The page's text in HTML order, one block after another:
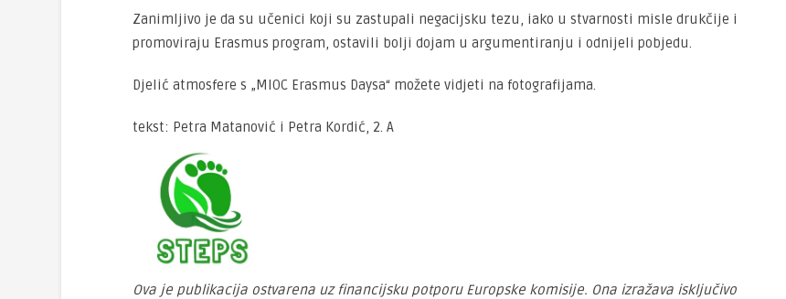
Zanimljivo je da su učenici koji su zastupali negacijsku tezu, iako u stvarnosti misle drukčije i
promoviraju Erasmus program, ostavili bolji dojam u argumentiranju i odnijeli pobjedu.
Djelić atmosfere s „MIOC Erasmus Daysa“ možete vidjeti na fotografijama.
tekst: Petra Matanović i Petra Kordić, 2. A
Ova je publikacija ostvarena uz financijsku potporu Europske komisije. Ona izražava isključivo